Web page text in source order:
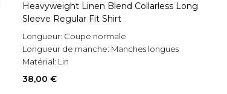
Heavyweight Linen Blend Collarless Long
Sleeve Regular Fit Shirt
Longueur: Coupe normale
Longueur de manche: Manches longues
Matérial: Lin
38,00 €